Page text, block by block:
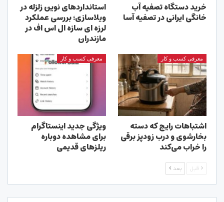
خرید دستگاه تصفیه آب
خانگی ایرانی در تصفیه آسا
استانداردهای نوین زلزله در
ویلاسازی؛ بررسی عملکرد
لرزه ای سازه ال اس اف در
مازندران
معرفی کسب و کار
اشتباهات رایج که دسته
بخارشوی و درب زودپز برقی
را خراب می‌کند
معرفی کسب و کار
ویژگی جدید اینستاگرام
برای مشاهده دوباره
ریلزهای قدیمی
قبل بعد